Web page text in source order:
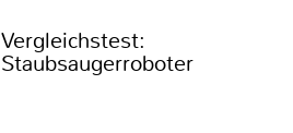
Vergleichstest:
Staubsaugerroboter